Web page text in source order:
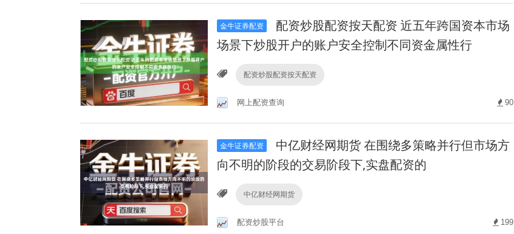
金牛证券配资
配资炒股配资按天配资 近五年跨国资本市场
场景下炒股开户的账户安全控制不同资金属性行
配资炒股配资按天配资
网上配资查询 90
金牛证券配资
中亿财经网期货 在围绕多策略并行但市场方
向不明的阶段的交易阶段下,实盘配资的
中亿财经网期货
配资炒股平台 199